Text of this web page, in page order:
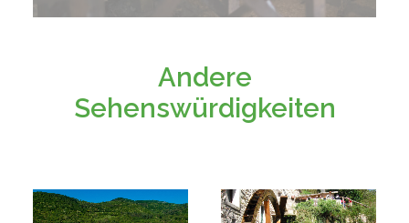
Andere
Sehenswürdigkeiten